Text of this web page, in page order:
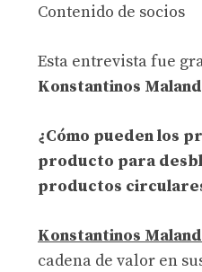
Contenido de socios
Esta entrevista fue
Konstantinos
¿Cómo pueden los
producto para
productos
Konstantinos
cadena de valor en